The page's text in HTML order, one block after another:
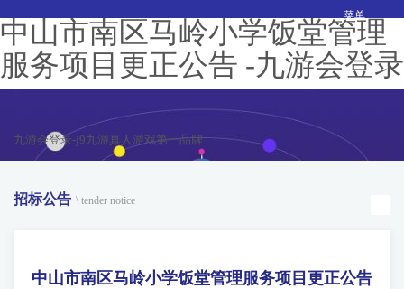
中山市南区马岭小学饭堂管理
服务项目更正公告 -九游会登录
九游会登录-j9九游真人游戏第一品牌
菜单
招标公告 \ tender notice
中山市南区马岭小学饭堂管理服务项目更正公告